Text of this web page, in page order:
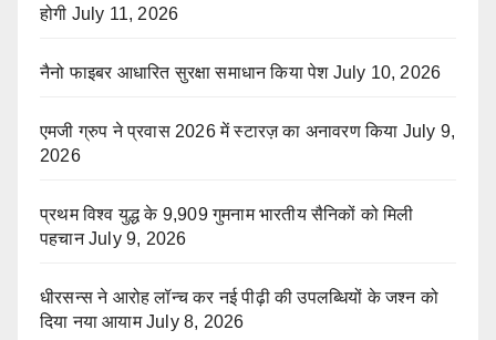
होगी July 11, 2026
नैनो फाइबर आधारित सुरक्षा समाधान किया पेश July 10, 2026
एमजी ग्रुप ने प्रवास 2026 में स्टारज़ का अनावरण किया July 9,
2026
प्रथम विश्व युद्ध के 9,909 गुमनाम भारतीय सैनिकों को मिली
पहचान July 9, 2026
धीरसन्स ने आरोह लॉन्च कर नई पीढ़ी की उपलब्धियों के जश्न को
दिया नया आयाम July 8, 2026